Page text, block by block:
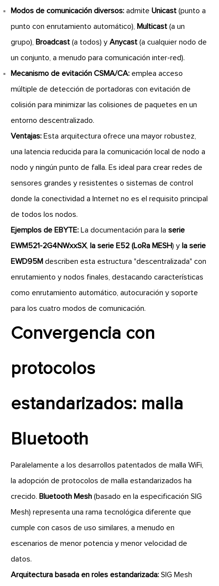
Modos de comunicación diversos: admiteUnicast (punto a
punto con enrutamiento automático), Multicast (a un
grupo), Broadcast (a todos) yAnycast (a cualquier nodo de
un conjunto, a menudo para comunicación inter-red).
Mecanismo de evitación CSMA/CA: emplea acceso
múltiple de detección de portadoras con evitación de
colisión para minimizar las colisiones de paquetes en un
entorno descentralizado.
Ventajas: Esta arquitectura ofrece una mayor robustez,
una latencia reducida para la comunicación local de nodo a
nodo y ningún punto de falla. Es ideal para crear redes de
sensores grandes y resistentes o sistemas de control
donde la conectividad a Internet no es el requisito principal
de todos los nodos.
Ejemplos de EBYTE: La documentación para laserie
EWM521-2G4NWxxSX, la serie E52 (LoRa MESH) y la serie
EWD95M describen esta estructura "descentralizada" con
enrutamiento y nodos finales, destacando características
como enrutamiento automático, autocuración y soporte
para los cuatro modos de comunicación.
Convergencia con
protocolos
estandarizados: malla
Bluetooth
Paralelamente a los desarrollos patentados de malla WiFi,
la adopción de protocolos de malla estandarizados ha
crecido. Bluetooth Mesh (basado en la especificación SIG
Mesh) representa una rama tecnológica diferente que
cumple con casos de uso similares, a menudo en
escenarios de menor potencia y menor velocidad de
datos.
Arquitectura basada en roles estandarizada: SIG Mesh